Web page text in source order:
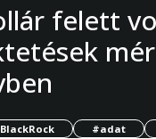
felett
#adat